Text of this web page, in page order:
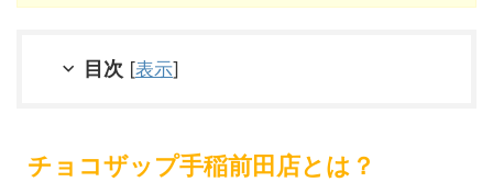
目次 [表示]
チョコザップ手稲前田店とは？